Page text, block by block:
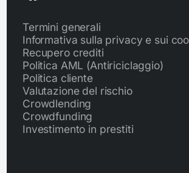
Termini generali
Informativa sulla privacy e sui
Recupero crediti
Politica AML (Antiriciclaggio)
Politica cliente
Valutazione del rischio
Crowdlending
Crowdfunding
Investimento in prestiti